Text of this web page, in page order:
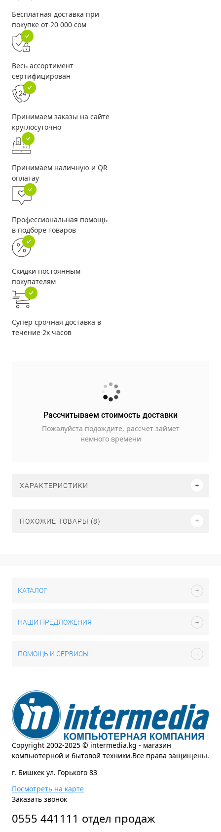
Бесплатная доставка при
покупке от 20 000 сом
Весь ассортимент
сертифицирован
Принимаем заказы на сайте
круглосуточно
Принимаем наличную и QR
оплатау
Профессиональная помощь
в подборе товаров
Скидки постоянным
покупателям
Супер срочная доставка в
течение 2х часов
Рассчитываем стоимость доставки
Пожалуйста подождите, рассчет займет
немного времени
ХАРАКТЕРИСТИКИ
ПОХОЖИЕ ТОВАРЫ (8)
КАТАЛОГ
НАШИ ПРЕДЛОЖЕНИЯ
ПОМОЩЬ И СЕРВИСЫ
Copyright 2002-2025 © intermedia.kg - магазин
компьютерной и бытовой техники.Все права защищены.
г. Бишкек ул. Горького 83
Посмотреть на карте
Заказать звонок
0555 441111 отдел продаж